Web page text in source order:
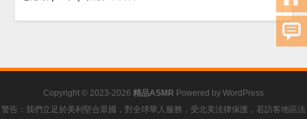
Copyright © 2023-2026 精品ASMR Powered by WordPress
警告：我們立足於美利堅合眾國，對全球華人服務，受北美法律保護，若訪客地區法